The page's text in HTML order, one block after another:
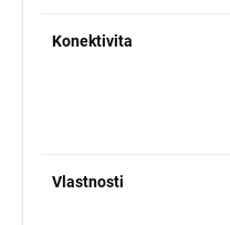
Konektivita
Vlastnosti